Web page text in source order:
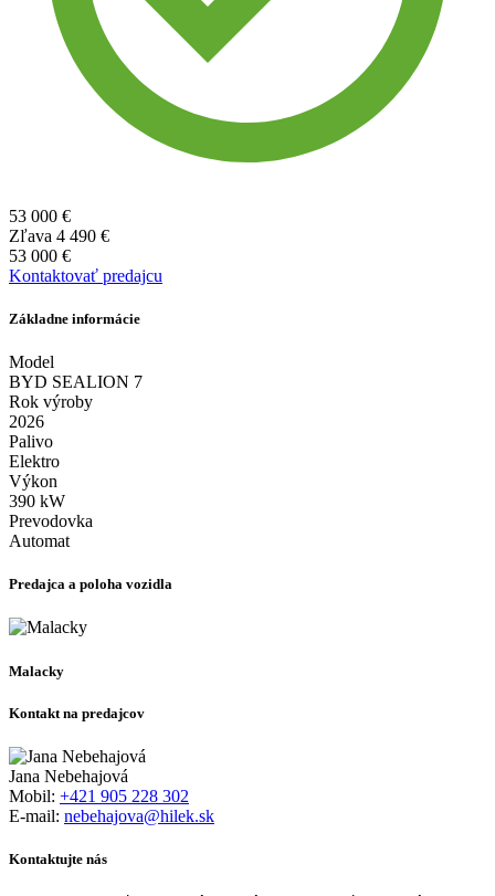
53 000 €
Zľava 4 490 €
53 000 €
Kontaktovať predajcu
Základne informácie
Model
BYD SEALION 7
Rok výroby
2026
Palivo
Elektro
Výkon
390 kW
Prevodovka
Automat
Predajca a poloha vozidla
Malacky
Kontakt na predajcov
Jana Nebehajová
Mobil: +421 905 228 302
E-mail: nebehajova@hilek.sk
Kontaktujte nás